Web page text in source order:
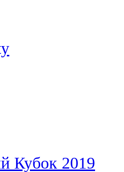
Кубок 2019